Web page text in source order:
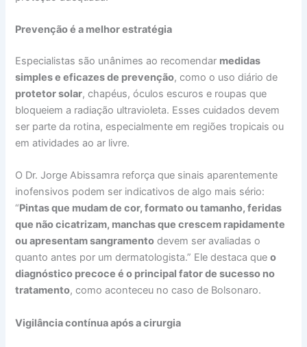
Prevenção é a melhor estratégia
Especialistas são unânimes ao recomendar medidas
simples e eficazes de prevenção, como o uso diário de
protetor solar, chapéus, óculos escuros e roupas que
bloqueiem a radiação ultravioleta. Esses cuidados devem
ser parte da rotina, especialmente em regiões tropicais ou
em atividades ao ar livre.
O Dr. Jorge Abissamra reforça que sinais aparentemente
inofensivos podem ser indicativos de algo mais sério:
“Pintas que mudam de cor, formato ou tamanho, feridas
que não cicatrizam, manchas que crescem rapidamente
ou apresentam sangramento devem ser avaliadas o
quanto antes por um dermatologista.” Ele destaca queo
diagnóstico precoce é o principal fator de sucesso no
tratamento, como aconteceu no caso de Bolsonaro.
Vigilância contínua após a cirurgia